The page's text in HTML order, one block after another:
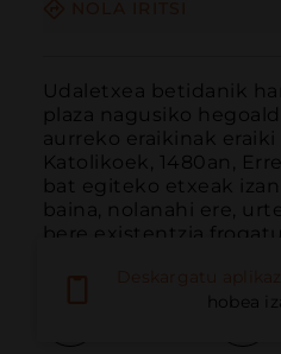
Udaletxea betidanik
plaza nagusiko
aurreko eraikinak eraiki
Katolikoek, 1480an,
bat egiteko etxeak
baina, nolanahi ere,
bere existentzia frogatu
hobea